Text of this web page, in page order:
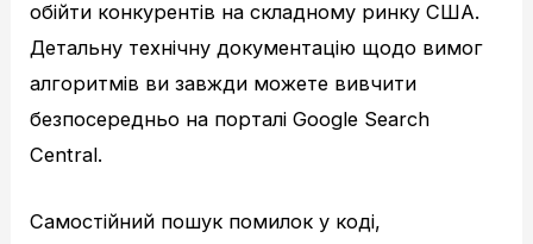
обійти конкурентів на складному ринку США.
Детальну технічну документацію щодо вимог
алгоритмів ви завжди можете вивчити
безпосередньо на порталі Google Search
Central.
Самостійний пошук помилок у коді,